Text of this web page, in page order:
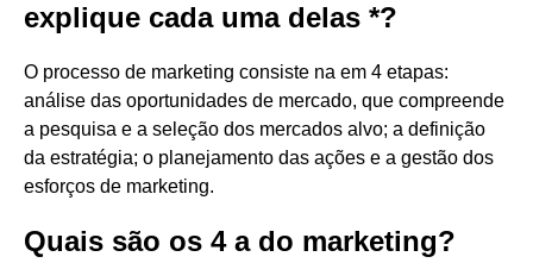
explique cada uma delas *?
O processo de marketing consiste na em 4 etapas:
análise das oportunidades de mercado, que compreende
a pesquisa e a seleção dos mercados alvo; a definição
da estratégia; o planejamento das ações e a gestão dos
esforços de marketing.
Quais são os 4 a do marketing?